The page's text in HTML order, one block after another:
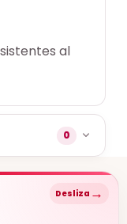
al
0
Desliza →